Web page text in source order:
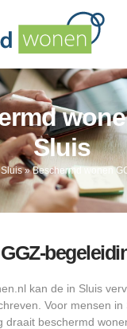
Sluis
Sluis»Beschermd wonen
kan de in Sluis
Voor mensen in
draait beschermd